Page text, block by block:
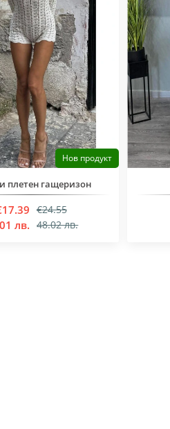
Нов продукт
плетен гащеризон
€24.55
лв. 48.02 лв.